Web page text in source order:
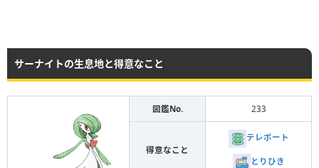
サーナイトの生息地と得意なこと
図鑑No. 233
得意なこと
テレポート
とりひき